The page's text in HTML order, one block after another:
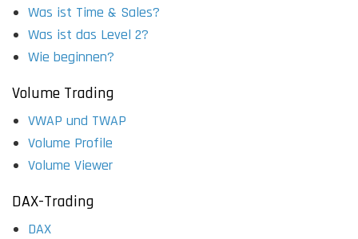
Was ist Time & Sales?
Was ist das Level 2?
Wie beginnen?
Volume Trading
VWAP und TWAP
Volume Profile
Volume Viewer
DAX-Trading
DAX